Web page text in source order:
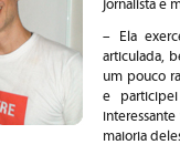
jornalista e
– Ela
articulada,
um pouco
e
maioria